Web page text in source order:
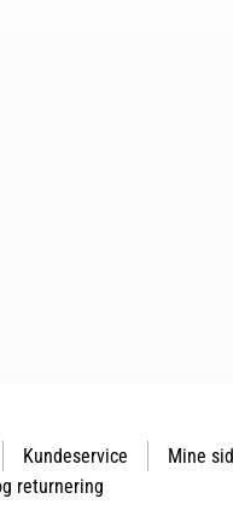
Kundeservice Mine
returnering